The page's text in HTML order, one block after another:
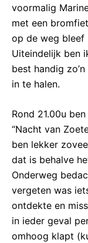
voormalig
met een
op de weg bleef
Uiteindelijk ben
best handig
in te halen.
Rond 21.00u
“Nacht van
ben lekker
dat is behalve
Onderweg
vergeten was
ontdekte en
in ieder geval
omhoog klapt